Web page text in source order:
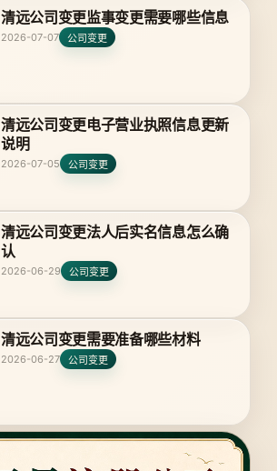
清远公司变更监事变更需要哪些信息
2026-07-07 公司变更
清远公司变更电子营业执照信息更新
说明
2026-07-05 公司变更
清远公司变更法人后实名信息怎么确
认
2026-06-29 公司变更
清远公司变更需要准备哪些材料
2026-06-27 公司变更